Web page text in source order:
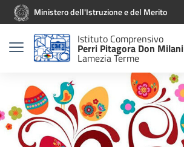
Vai ai contenuti
Vai al menu di navigazione
Vai al footerMinistero dell'Istruzione e del Merito
Istituto Comprensivo
Perri Pitagora Don Milani
Lamezia Terme